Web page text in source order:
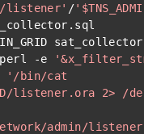
listener' /
. sql
sat_collector
perl -e
'/bin/cat
listener.ora 2> /
network/admin/